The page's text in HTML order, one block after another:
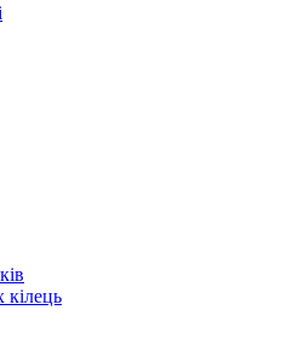
кілець